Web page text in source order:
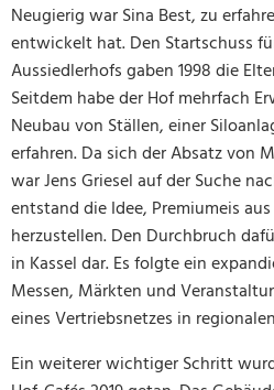
Neugierig war Sina Best, zu
entwickelt hat. Den Startschuss
Aussiedlerhofs gaben 1998 die
Seitdem habe der Hof mehrfach
Neubau von Ställen, einer
erfahren. Da sich der Absatz von
war Jens Griesel auf der Suche
entstand die Idee, Premiumeis
herzustellen. Den Durchbruch
in Kassel dar. Es folgte ein
Messen, Märkten und
eines Vertriebsnetzes in
Ein weiterer wichtiger Schritt